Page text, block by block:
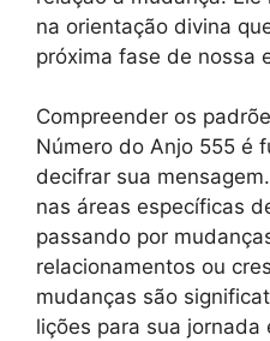
na orientação divina
próxima fase de nossa
Compreender os
Número do Anjo 555 é
decifrar sua
nas áreas específicas
passando por
relacionamentos ou
mudanças são
lições para sua jornada